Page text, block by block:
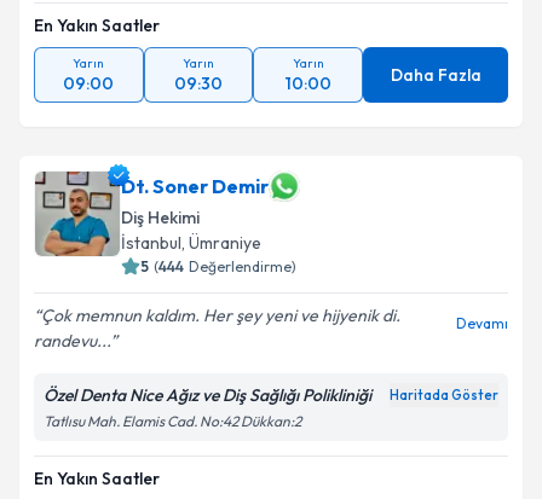
En Yakın Saatler
Yarın
09:00
Yarın
09:30
Yarın
10:00 Daha Fazla
Dt. Soner Demir
Diş Hekimi
İstanbul, Ümraniye
5 (444 Değerlendirme)
Çok memnun kaldım. Her şey yeni ve hijyenik di.
randevu...
Devamı
Özel Denta Nice Ağız ve Diş Sağlığı Polikliniği Haritada Göster
Tatlısu Mah. Elamis Cad. No:42 Dükkan:2
En Yakın Saatler